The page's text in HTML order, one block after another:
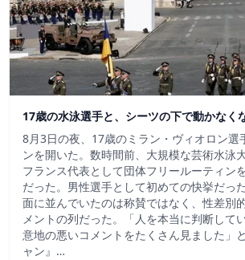
17歳の水泳選手と、シーツの下で動かなく
8月3日の夜、17歳のミラン・ヴィオロン選
ンを開いた。数時間前、大規模な芸術水泳
フランス代表として団体フリールーティン
だった。男性選手として初めての快挙だっ
面に並んでいたのは称賛ではなく、性差別
メントの列だった。「人を本当に判断して
意地の悪いコメントをたくさん見ました」
ャン』…